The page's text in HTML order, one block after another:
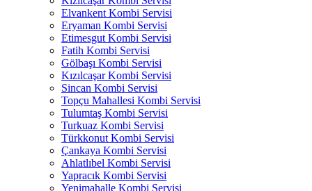
Elvankent Kombi Servisi
Eryaman Kombi Servisi
Etimesgut Kombi Servisi
Fatih Kombi Servisi
Gölbaşı Kombi Servisi
Kızılcaşar Kombi Servisi
Sincan Kombi Servisi
Topçu Mahallesi Kombi Servisi
Tulumtaş Kombi Servisi
Turkuaz Kombi Servisi
Türkkonut Kombi Servisi
Çankaya Kombi Servisi
Ahlatlıbel Kombi Servisi
Yapracık Kombi Servisi
Yenimahalle Kombi Servisi